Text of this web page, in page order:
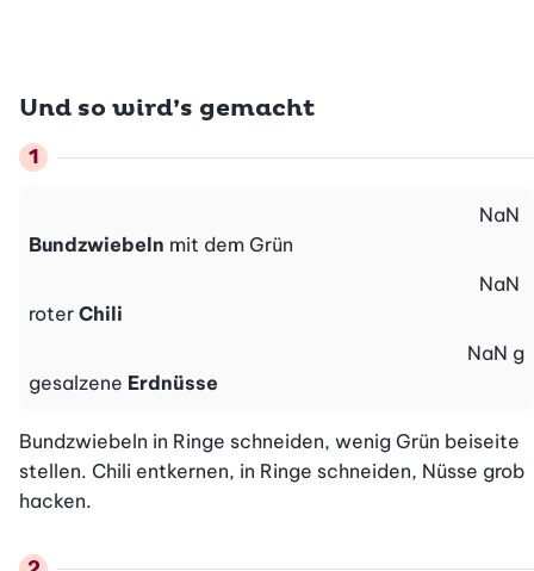
Und so wird’s gemacht
Bundzwiebeln mit dem Grün
NaN
roter Chili
NaN
gesalzene Erdnüsse
NaN g
Bundzwiebeln in Ringe schneiden, wenig Grün beiseite
stellen. Chili entkernen, in Ringe schneiden, Nüsse grob
hacken.